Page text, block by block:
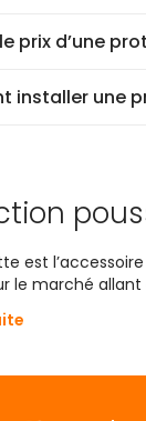
prix d’une
installer une
est
le marché
choix de la
la peau